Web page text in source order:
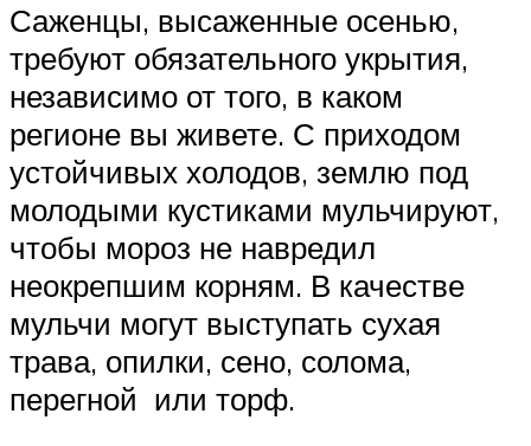
Саженцы, высаженные осенью,
требуют обязательного укрытия,
независимо от того, в каком
регионе вы живете. С приходом
устойчивых холодов, землю под
молодыми кустиками мульчируют,
чтобы мороз не навредил
неокрепшим корням. В качестве
мульчи могут выступать сухая
трава, опилки, сено, солома,
перегной или торф.